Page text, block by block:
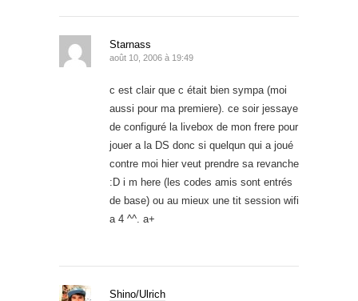
Starnass
août 10, 2006 à 19:49
c est clair que c était bien sympa (moi
aussi pour ma premiere). ce soir jessaye
de configuré la livebox de mon frere pour
jouer a la DS donc si quelqun qui a joué
contre moi hier veut prendre sa revanche
:D i m here (les codes amis sont entrés
de base) ou au mieux une tit session wifi
a 4 ^^. a+
Shino/Ulrich